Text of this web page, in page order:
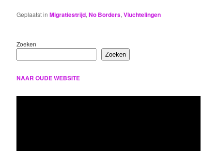
Geplaatst in Migratiestrijd,No Borders,Vluchtelingen
Zoeken
Zoeken
NAAR OUDE WEBSITE